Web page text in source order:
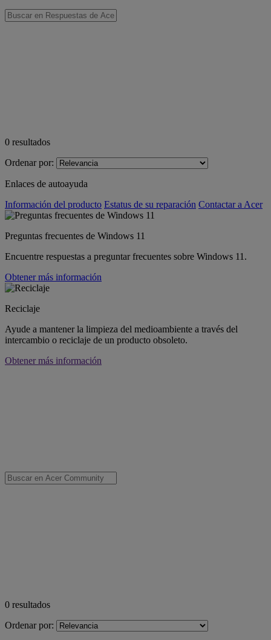
0 resultados
Ordenar por:
Enlaces de autoayuda
Información del producto Estatus de su reparación Contactar a Acer
Preguntas frecuentes de Windows 11
Encuentre respuestas a preguntar frecuentes sobre Windows 11.
Obtener más información
Reciclaje
Ayude a mantener la limpieza del medioambiente a través del
intercambio o reciclaje de un producto obsoleto.
Obtener más información
0 resultados
Ordenar por: